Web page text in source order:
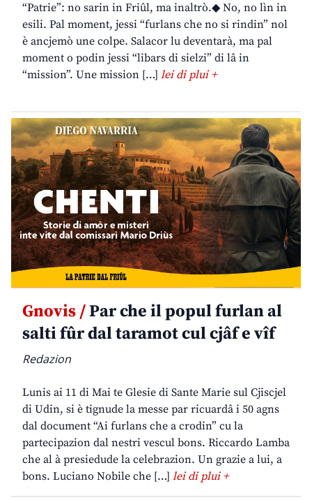
“Patrie”: no sarin in Friûl, ma inaltrò.◆ No, no lìn in
esili. Pal moment, jessi “furlans che no si rindin” nol
è ancjemò une colpe. Salacor lu deventarà, ma pal
moment o podin jessi “libars di sielzi” di lâ in
“mission”. Une mission […] lei di plui +
Gnovis /Par che il popul furlan al
salti fûr dal taramot cul cjâf e vîf
Redazion
Lunis ai 11 di Mai te Glesie di Sante Marie sul Cjiscjel
di Udin, si è tignude la messe par ricuardâ i 50 agns
dal document “Ai furlans che a crodin” cu la
partecipazion dal nestri vescul bons. Riccardo Lamba
che al à presiedude la celebrazion. Un grazie a lui, a
bons. Luciano Nobile che […] lei di plui +